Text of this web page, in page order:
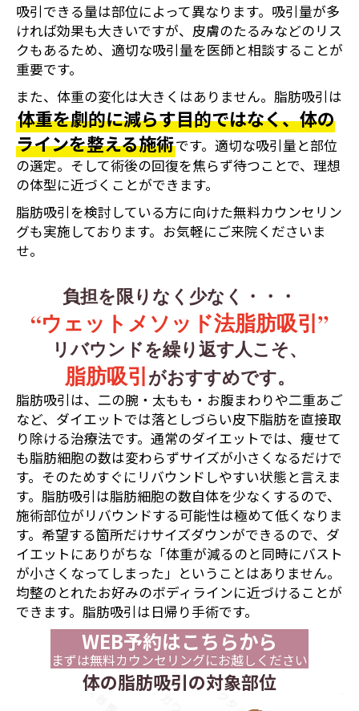
吸引できる量は部位によって異なります。吸引量が多
ければ効果も大きいですが、皮膚のたるみなどのリス
クもあるため、適切な吸引量を医師と相談することが
重要です。
また、体重の変化は大きくはありません。脂肪吸引は
体重を劇的に減らす目的ではなく、体の
ラインを整える施術です。適切な吸引量と部位
の選定。そして術後の回復を焦らず待つことで、理想
の体型に近づくことができます。
脂肪吸引を検討している方に向けた無料カウンセリン
グも実施しております。お気軽にご来院くださいま
せ。
負担を限りなく少なく・・・
“ウェットメソッド法脂肪吸引”
リバウンドを繰り返す人こそ、
脂肪吸引がおすすめです。
脂肪吸引は、二の腕・太もも・お腹まわりや二重あご
など、ダイエットでは落としづらい皮下脂肪を直接取
り除ける治療法です。通常のダイエットでは、痩せて
も脂肪細胞の数は変わらずサイズが小さくなるだけで
す。そのためすぐにリバウンドしやすい状態と言えま
す。脂肪吸引は脂肪細胞の数自体を少なくするので、
施術部位がリバウンドする可能性は極めて低くなりま
す。希望する箇所だけサイズダウンができるので、ダ
イエットにありがちな「体重が減るのと同時にバスト
が小さくなってしまった」ということはありません。
均整のとれたお好みのボディラインに近づけることが
できます。脂肪吸引は日帰り手術です。
WEB予約はこちらから
まずは無料カウンセリングにお越しください
体の脂肪吸引の対象部位